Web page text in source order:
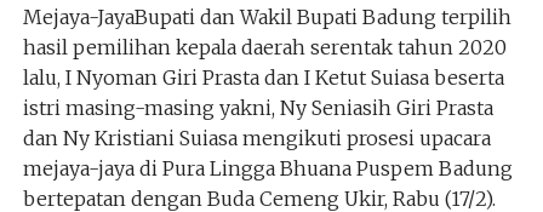
Mejaya-JayaBupati dan Wakil Bupati Badung terpilih
hasil pemilihan kepala daerah serentak tahun 2020
lalu, I Nyoman Giri Prasta dan I Ketut Suiasa beserta
istri masing-masing yakni, Ny Seniasih Giri Prasta
dan Ny Kristiani Suiasa mengikuti prosesi upacara
mejaya-jaya di Pura Lingga Bhuana Puspem Badung
bertepatan dengan Buda Cemeng Ukir, Rabu (17/2).